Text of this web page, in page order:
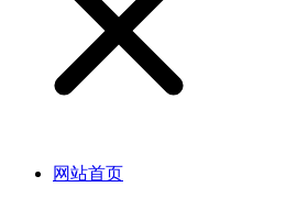
网站首页